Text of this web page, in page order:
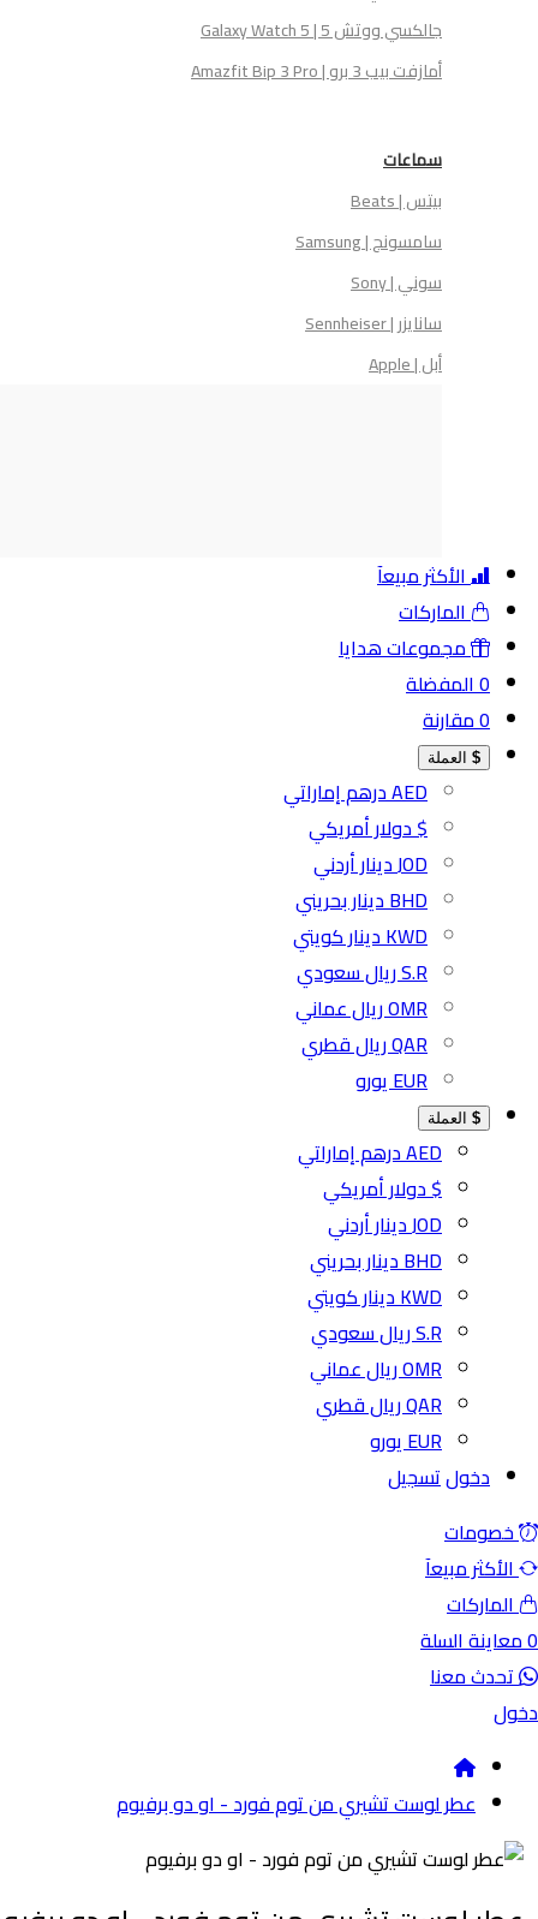
جالكسي ووتش 5 | Galaxy Watch 5
أمازفت بيب 3 برو | Amazfit Bip 3 Pro
سماعات
بيتس | Beats
سامسونج | Samsung
سوني | Sony
سانايزر | Sennheiser
الأكثر مبيعآ
الماركات
مجموعات هدايا
المفضلة
مقارنة
العملة
AED درهم إماراتي
$ دولار أمريكي
JOD دينار أردني
BHD دينار بحريني
KWD دينار كويتي
S.R ريال سعودي
OMR ريال عماني
QAR ريال قطري
EUR يورو
العملة
AED درهم إماراتي
$ دولار أمريكي
JOD دينار أردني
BHD دينار بحريني
KWD دينار كويتي
S.R ريال سعودي
OMR ريال عماني
QAR ريال قطري
EUR يورو
دخولتسجيل
مبيعآ
السلة
معنا
عطر لوست تشيري من توم فورد - او دو برفيوم